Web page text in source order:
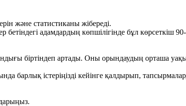
және статистиканы жібереді.
адамдардың көпшілігінде бұл көрсеткіш
біртіндеп артады. Оны орындаудың орташа
барлық істеріңізді кейінге қалдырып,